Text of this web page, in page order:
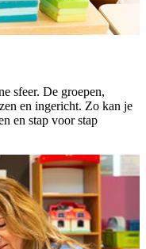
sfeer. De groepen,
en ingericht. Zo kan je
en stap voor stap